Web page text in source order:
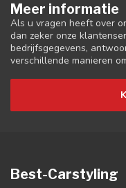
Meer informatie
Als u vragen heeft over
dan zeker onze
bedrijfsgegevens,
verschillende manieren
Best-Carstyling